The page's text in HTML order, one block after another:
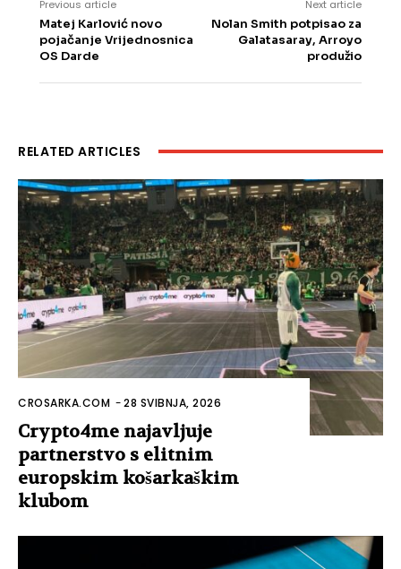
Previous article
Matej Karlović novo
pojačanje Vrijednosnica
OS Darde
Next article
Nolan Smith potpisao za
Galatasaray, Arroyo
produžio
RELATED ARTICLES
CROSARKA.COM -28 SVIBNJA, 2026
Crypto4me najavljuje
partnerstvo s elitnim
europskim košarkaškim
klubom